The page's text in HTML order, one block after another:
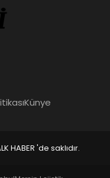
Künye
HABER 'de saklıdır.